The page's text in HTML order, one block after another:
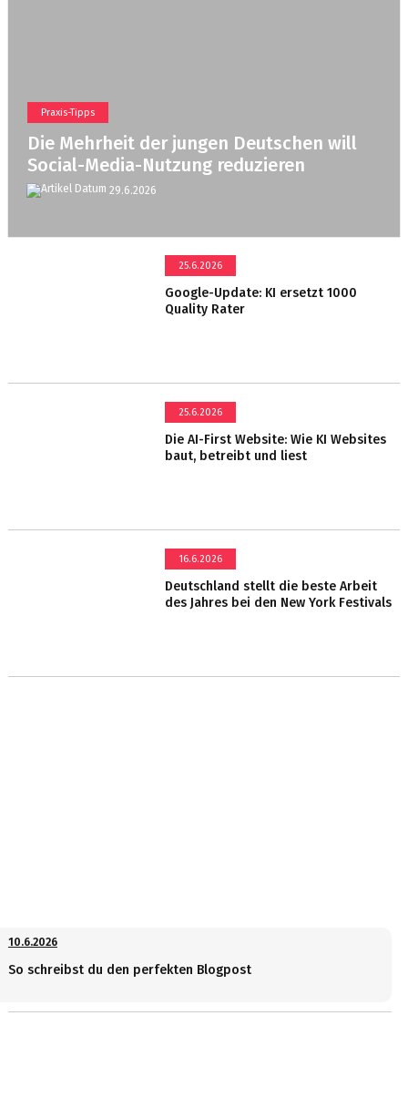
Praxis-Tipps
Die Mehrheit der jungen Deutschen will
Social-Media-Nutzung reduzieren
29.6.2026
25.6.2026
Google-Update: KI ersetzt 1000
Quality Rater
25.6.2026
Die AI-First Website: Wie KI Websites
baut, betreibt und liest
16.6.2026
Deutschland stellt die beste Arbeit
des Jahres bei den New York Festivals
10.6.2026
So schreibst du den perfekten Blogpost